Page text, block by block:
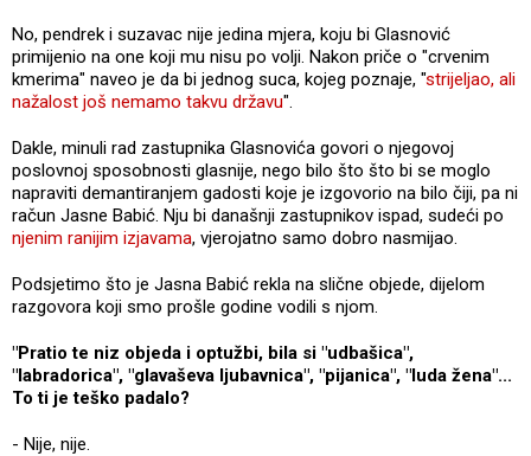
No, pendrek i suzavac nije jedina mjera, koju bi Glasnović
primijenio na one koji mu nisu po volji. Nakon priče o "crvenim
kmerima" naveo je da bi jednog suca, kojeg poznaje, "strijeljao, ali
nažalost još nemamo takvu državu".
Dakle, minuli rad zastupnika Glasnovića govori o njegovoj
poslovnoj sposobnosti glasnije, nego bilo što što bi se moglo
napraviti demantiranjem gadosti koje je izgovorio na bilo čiji, pa ni
račun Jasne Babić. Nju bi današnji zastupnikov ispad, sudeći po
njenim ranijim izjavama, vjerojatno samo dobro nasmijao.
Podsjetimo što je Jasna Babić rekla na slične objede, dijelom
razgovora koji smo prošle godine vodili s njom.
"Pratio te niz objeda i optužbi, bila si "udbašica",
"labradorica", "glavaševa ljubavnica", "pijanica", "luda žena"...
To ti je teško padalo?
- Nije, nije.